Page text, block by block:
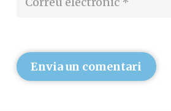
Envia un comentari